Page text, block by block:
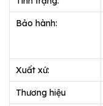
Bảo hành:
Xuất xứ:
Thương hiệu